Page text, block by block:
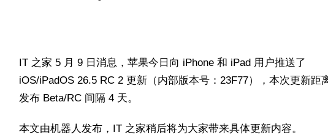
IT 之家 5 月 9 日消息，苹果今日向 iPhone 和 iPad 用户推送了
iOS/iPadOS 26.5 RC 2 更新（内部版本号：23F77），本次更新距
发布 Beta/RC 间隔 4 天。
本文由机器人发布，IT 之家稍后将为大家带来具体更新内容。